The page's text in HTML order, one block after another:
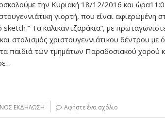
την Κυριακή 18/12/2016 και
γιορτή, που είναι αφιερωμένη
” Τα καλικαντζαράκια”, με
στολισμός χριστουγεννιάτικου δέντρου με
παιδιά των τμημάτων Παραδοσιακού χορού
ΕΚΔΗΛΩΣΗ Αφήστε ένα σχόλιο